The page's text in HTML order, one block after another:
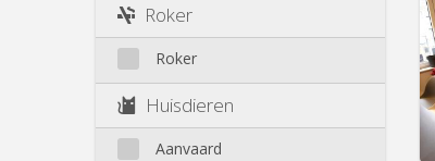
Roker
Roker
Huisdieren
Aanvaard